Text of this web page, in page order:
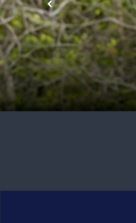
Anterior